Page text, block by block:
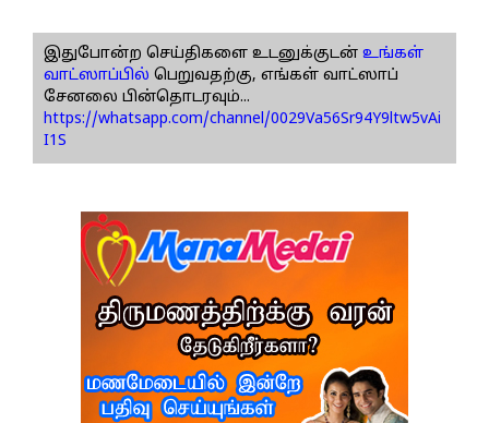
இதுபோன்ற செய்திகளை உடனுக்குடன் உங்கள்
வாட்ஸாப்பில் பெறுவதற்கு, எங்கள் வாட்ஸாப்
சேனலை பின்தொடரவும்...
https://whatsapp.com/channel/0029Va56Sr94Y9ltw5vAi
I1S